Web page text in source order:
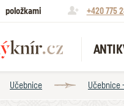
položkami +420 775
Učebnice Učebnice